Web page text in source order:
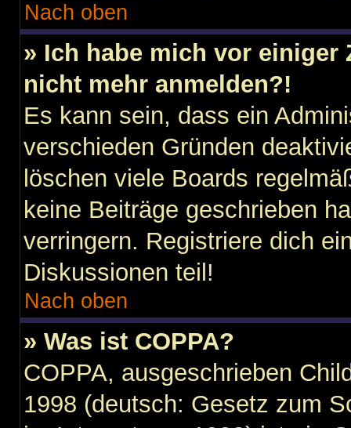
Nach oben
» Ich habe mich vor
nicht mehr anmelden?!
Es kann sein, dass ein
verschieden Gründen
löschen viele Boards
keine Beiträge geschrieben
verringern. Registriere dich
Diskussionen teil!
Nach oben
» Was ist COPPA?
COPPA, ausgeschrieben
1998 (deutsch: Gesetz zum